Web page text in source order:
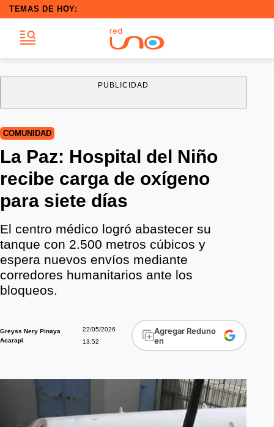
TEMAS DE HOY:
PUBLICIDAD
COMUNIDAD
La Paz: Hospital del Niño
recibe carga de oxígeno
para siete días
El centro médico logró abastecer su
tanque con 2.500 metros cúbicos y
espera nuevos envíos mediante
corredores humanitarios ante los
bloqueos.
Greyss Nery Pinaya
Acarapi
22/05/2026
13:52
Agregar Reduno
en